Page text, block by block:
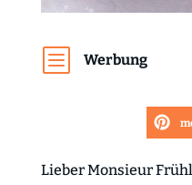
b Werbung
Lieber Monsieur